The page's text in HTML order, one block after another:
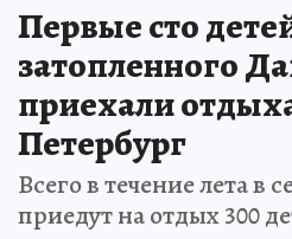
Первые сто
затопленного
приехали
Петербург
Всего в течение лета в
приедут на отдых 300